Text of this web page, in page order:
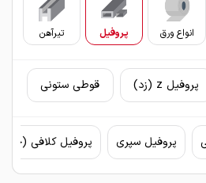
انواع ورق پروفیل تیرآهن
پروفیل z (زد) قوطی ستونی
پروفیل سپری پروفیل کلافی